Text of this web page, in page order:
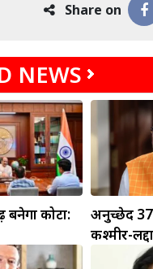
Share on
NEWS
कोटा:
अनुच्छेद
कश्मीर-
बदलाव: